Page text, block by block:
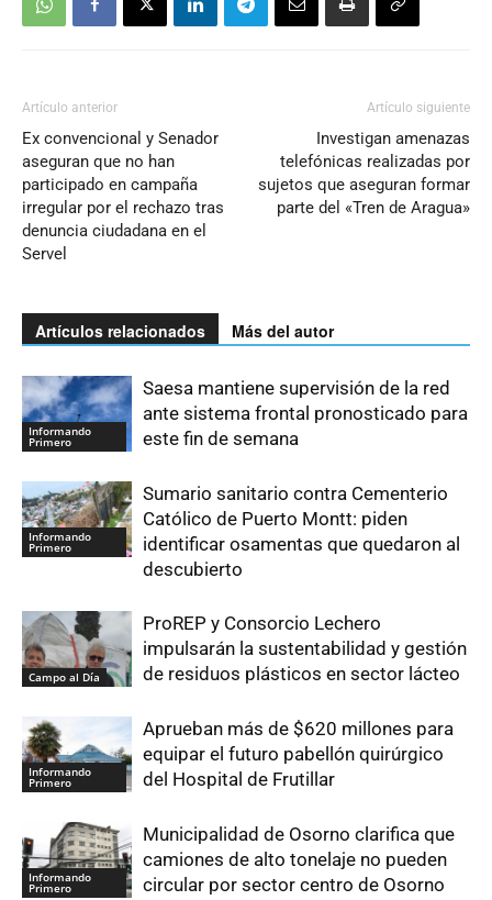
Artículo anterior
Ex convencional y Senador
aseguran que no han
participado en campaña
irregular por el rechazo tras
denuncia ciudadana en el
Servel
Artículo siguiente
Investigan amenazas
telefónicas realizadas por
sujetos que aseguran formar
parte del «Tren de Aragua»
Artículos relacionados Más del autor
Informando
Primero
Saesa mantiene supervisión de la red
ante sistema frontal pronosticado para
este fin de semana
Informando
Primero
Sumario sanitario contra Cementerio
Católico de Puerto Montt: piden
identificar osamentas que quedaron al
descubierto
Campo al Día
ProREP y Consorcio Lechero
impulsarán la sustentabilidad y gestión
de residuos plásticos en sector lácteo
Informando
Primero
Aprueban más de $620 millones para
equipar el futuro pabellón quirúrgico
del Hospital de Frutillar
Informando
Primero
Municipalidad de Osorno clarifica que
camiones de alto tonelaje no pueden
circular por sector centro de Osorno